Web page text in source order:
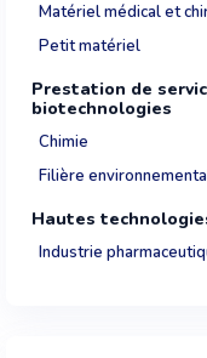
Matériel médical et
Petit matériel
Prestation de
biotechnologies
Chimie
Filière
Hautes
Industrie